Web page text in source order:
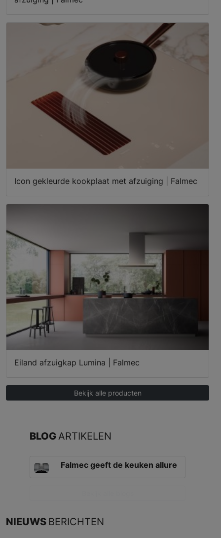
Icon gekleurde kookplaat met afzuiging | Falmec
Eiland afzuigkap Lumina | Falmec
Bekijk alle producten
BLOGARTIKELEN
Falmec geeft de keuken allure
NIEUWS BERICHTEN